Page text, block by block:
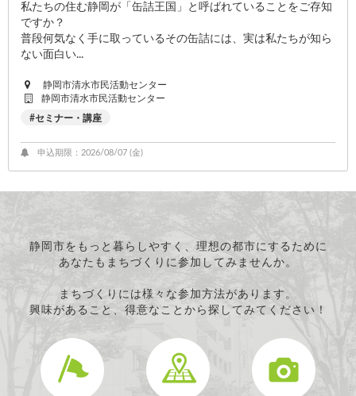
私たちの住む静岡が「缶詰王国」と呼ばれていることをご存知
ですか？
普段何気なく手に取っているその缶詰には、実は私たちが知ら
ない面白い...
静岡市清水市民活動センター
静岡市清水市民活動センター
セミナー・講座
申込期限：2026/08/07 (金)
静岡市をもっと暮らしやすく、理想の都市にするために
あなたもまちづくりに参加してみませんか。
まちづくりには様々な参加方法があります。
興味があること、得意なことから探してみてください！